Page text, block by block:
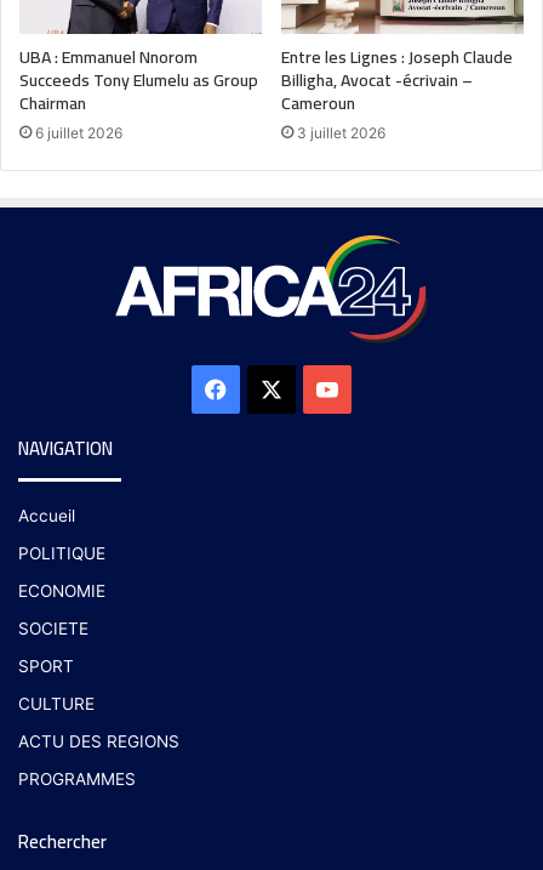
UBA : Emmanuel Nnorom
Succeeds Tony Elumelu as Group
Chairman
6 juillet 2026
Entre les Lignes : Joseph Claude
Billigha, Avocat -écrivain –
Cameroun
3 juillet 2026
NAVIGATION
Accueil
POLITIQUE
ECONOMIE
SOCIETE
SPORT
CULTURE
ACTU DES REGIONS
PROGRAMMES
Rechercher